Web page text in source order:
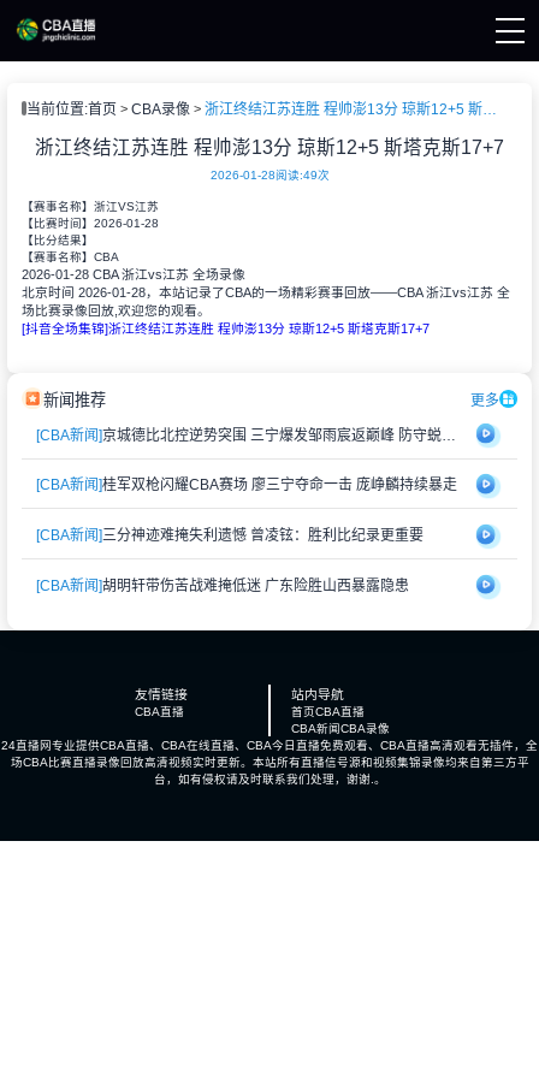
播
当前位置:首页 CBA录像 浙江终结江苏连胜 程帅澎13分 琼斯12+5 斯塔克斯17+7
浙江终结江苏连胜 程帅澎13分 琼斯12+5 斯塔克斯17+7
2026-01-28阅读:49次
【赛事名称】 浙江VS江苏
【比赛时间】 2026-01-28
【比分结果】
【赛事名称】 CBA
2026-01-28 CBA 浙江vs江苏 全场录像
北京时间 2026-01-28，本站记录了CBA的一场精彩赛事回放——CBA 浙江vs江苏 全
场比赛录像回放,欢迎您的观看。
[抖音全场集锦]浙江终结江苏连胜 程帅澎13分 琼斯12+5 斯塔克斯17+7
新闻推荐 更多
[CBA新闻] 京城德比北控逆势突围 三宁爆发邹雨宸返巅峰 防守蜕变成关键
[CBA新闻]桂军双枪闪耀CBA赛场 廖三宁夺命一击 庞峥麟持续暴走
[CBA新闻]三分神迹难掩失利遗憾 曾凌铉：胜利比纪录更重要
[CBA新闻]胡明轩带伤苦战难掩低迷 广东险胜山西暴露隐患
友情链接
CBA直播
站内导航
首页CBA直播
CBA新闻CBA录像
24直播网专业提供CBA直播、CBA在线直播、CBA今日直播免费观看、CBA直播高清观看无插件，全
场CBA比赛直播录像回放高清视频实时更新。本站所有直播信号源和视频集锦录像均来自第三方平
台，如有侵权请及时联系我们处理，谢谢.。